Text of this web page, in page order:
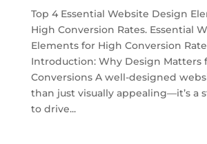
Top 4 Essential Website Design
High Conversion Rates. Essential
Elements for High Conversion
Introduction: Why Design Matters
Conversions A well-designed
than just visually appealing—it’s a
to drive...